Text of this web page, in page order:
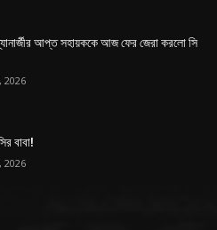
আপ্ত সহায়ককে আজ ফের জেরা করলো সি
2026
বাবা!
2026